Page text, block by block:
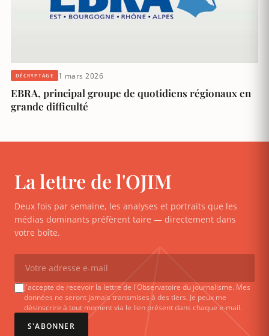
DÉCRYPTAGE 1 mars 2026
EBRA, principal groupe de quotidiens régionaux en
grande difficulté
La lettre de l'OJIM
Deux fois par semaine, les analyses et portraits que les
médias dominants préfèrent taire — directement dans
votre boîte.
J'accepte de recevoir la lettre de l'Observatoire du journalisme. Mes
données ne seront jamais transmises à des tiers. Je peux me
désinscrire à tout moment via le lien présent dans chaque e-mail.
S'ABONNER